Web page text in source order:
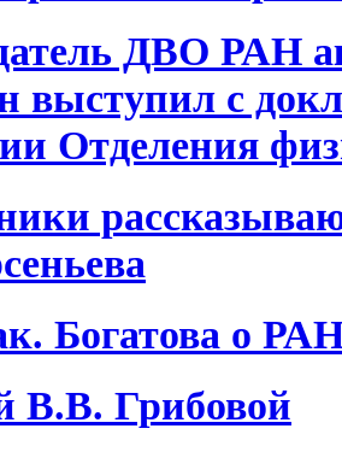
ДВО РАН
выступил с
Отделения
Богатова о
В.В. Грибовой